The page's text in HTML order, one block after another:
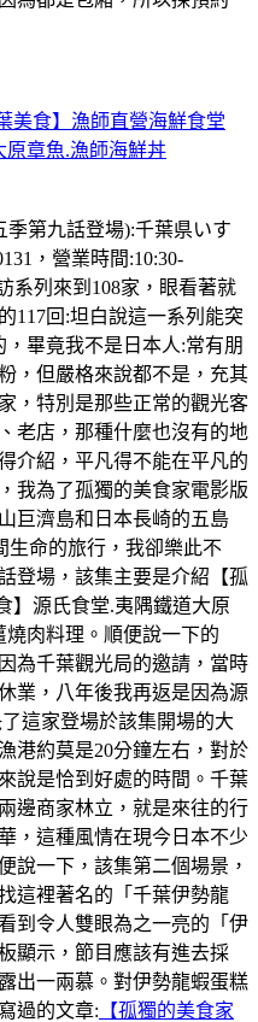
美食】漁師直營海鮮食堂
原章魚.漁師海鮮丼
第九話登場):千葉県いす
，營業時間:10:30-
系列來到108家，眼看著就
117回:坦白說這一系列能突
畢竟我不是日本人:常有朋
，但嚴格來說都不是，充其
，特別是那些正常的觀光客
老店，那種什麼也沒有的地
介紹，平凡得不能在平凡的
我為了孤獨的美食家電影版
巨濟島和日本長崎的五島
生命的旅行，我卻樂此不
登場，該集主要是介紹【孤
】源氏食堂.夷隅鐵道大原
肉料理。順便說一下的
為千葉觀光局的邀請，當時
業，八年後我再返是因為源
這家登場於該集開場的大
港約莫是20分鐘左右，對於
說是恰到好處的時間。千葉
邊商家林立，就是來往的行
，這種風情在現今日本不少
說一下，該集第二個場景，
這裡著名的「千葉伊勢龍
到令人雙眼為之一亮的「伊
顯示，節目應該有進去採
出一兩慕。對伊勢龍蝦蛋糕
過的文章: 【孤獨的美食家